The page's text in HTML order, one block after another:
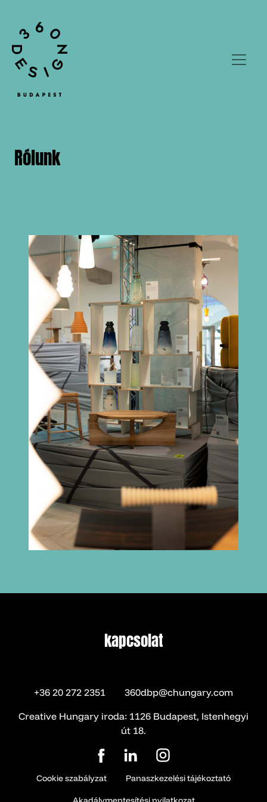
Rólunk
kapcsolat
+36 20 272 2351
360dbp@chungary.com
Creative Hungary iroda: 1126 Budapest, Istenhegyi
út 18.
Cookie szabályzat Panaszkezelési tájékoztató